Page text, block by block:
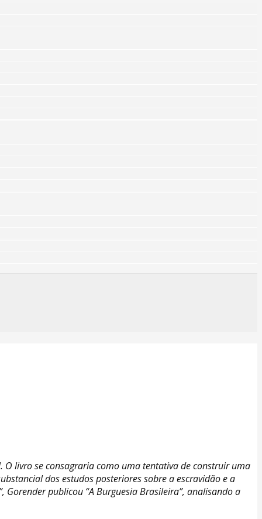
O livro se consagraria como uma tentativa de construir uma
dos estudos posteriores sobre a escravidão e a
publicou “A Burguesia Brasileira”, analisando a